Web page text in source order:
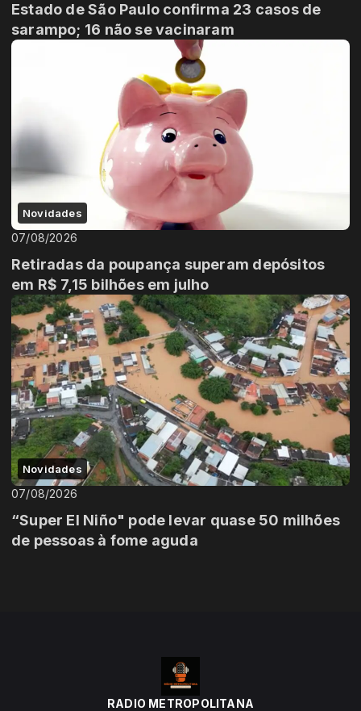
Estado de São Paulo confirma 23 casos de
sarampo; 16 não se vacinaram
Novidades
07/08/2026
Retiradas da poupança superam depósitos
em R$ 7,15 bilhões em julho
Novidades
07/08/2026
“Super El Niño" pode levar quase 50 milhões
de pessoas à fome aguda
RADIO METROPOLITANA